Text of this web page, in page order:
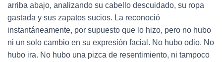
arriba abajo, analizando su cabello descuidado, su ropa
gastada y sus zapatos sucios. La reconoció
instantáneamente, por supuesto que lo hizo, pero no hubo
ni un solo cambio en su expresión facial. No hubo odio. No
hubo ira. No hubo una pizca de resentimiento, ni tampoco